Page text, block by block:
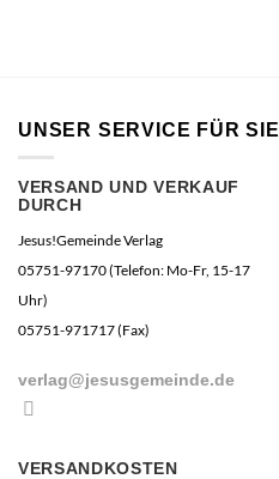
UNSER SERVICE FÜR SIE
VERSAND UND VERKAUF
DURCH
Jesus!Gemeinde Verlag
05751-97170 (Telefon: Mo-Fr, 15-17
Uhr)
05751-971717 (Fax)
verlag@jesusgemeinde.de
VERSANDKOSTEN